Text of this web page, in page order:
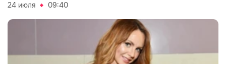
24 июля 09:40